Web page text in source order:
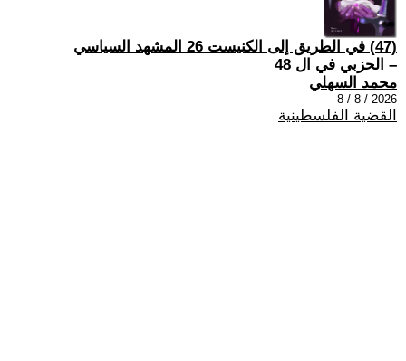
(47) في الطريق إلى الكنيست 26 المشهد السياسي
– الحزبي في ال 48
محمد السهلي
2026 / 8 / 8
القضية الفلسطينية